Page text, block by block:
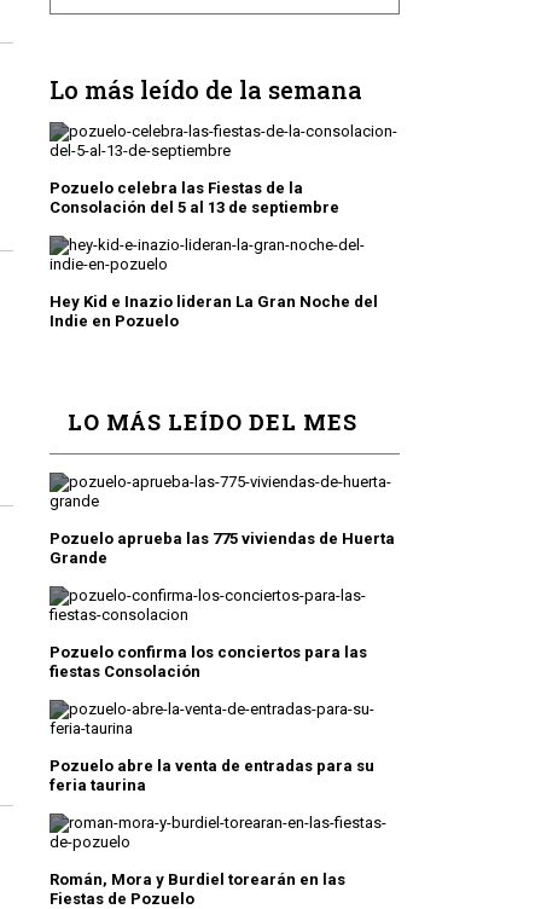
Lo más leído de la semana
Pozuelo celebra las Fiestas de la
Consolación del 5 al 13 de septiembre
Hey Kid e Inazio lideran La Gran Noche del
Indie en Pozuelo
LO MÁS LEÍDO DEL MES
Pozuelo aprueba las 775 viviendas de Huerta
Grande
Pozuelo confirma los conciertos para las
fiestas Consolación
Pozuelo abre la venta de entradas para su
feria taurina
Román, Mora y Burdiel torearán en las
Fiestas de Pozuelo